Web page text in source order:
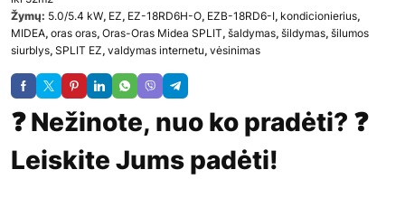
Žymų: 5.0/5.4 kW, EZ, EZ-18RD6H-O, EZB-18RD6-I, kondicionierius,
MIDEA, oras oras, Oras-Oras Midea SPLIT, šaldymas, šildymas, šilumos
siurblys, SPLIT EZ, valdymas internetu, vėsinimas
❓ Nežinote, nuo ko pradėti? ❓
Leiskite Jums padėti!